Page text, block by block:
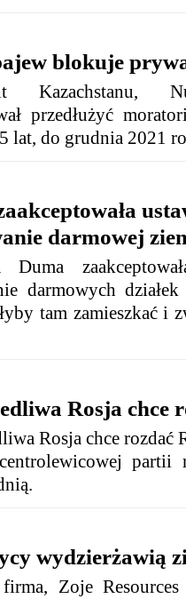
blokuje
Kazachstanu,
przedłużyć
lat, do grudnia 2021
darmowej
Duma
darmowych
tam zamieszkać i
Rosja chce
Rosja chce rozdać
partii
wydzierżawią
Zoje